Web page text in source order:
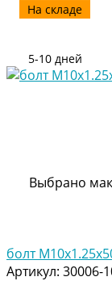
Выбрано
болт
Артикул: 30006-
На складе
5-10 дней